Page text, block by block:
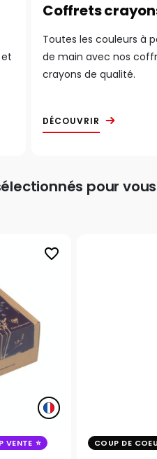
Coffrets
Toutes les couleurs à
de main avec nos
crayons de qualité.
DÉCOUVRIR
pour vous
favorite_border
VENTE COUP DE